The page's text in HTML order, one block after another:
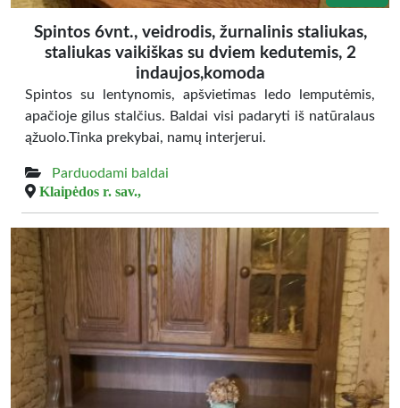
Spintos 6vnt., veidrodis, žurnalinis staliukas,
staliukas vaikiškas su dviem kedutemis, 2
indaujos,komoda
Spintos su lentynomis, apšvietimas ledo lemputėmis,
apačioje gilus stalčius. Baldai visi padaryti iš natūralaus
ąžuolo.Tinka prekybai, namų interjerui.
Parduodami baldai
Klaipėdos r. sav.,